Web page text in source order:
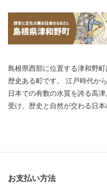
島根県西部に位置する津和野
歴史ある町です。 江戸時代から脈々と受け継がれてきた文化と、
日本での有数の水質を誇る高
受け、歴史と自然が交わる日
比することが可能となってい
お支払い方法